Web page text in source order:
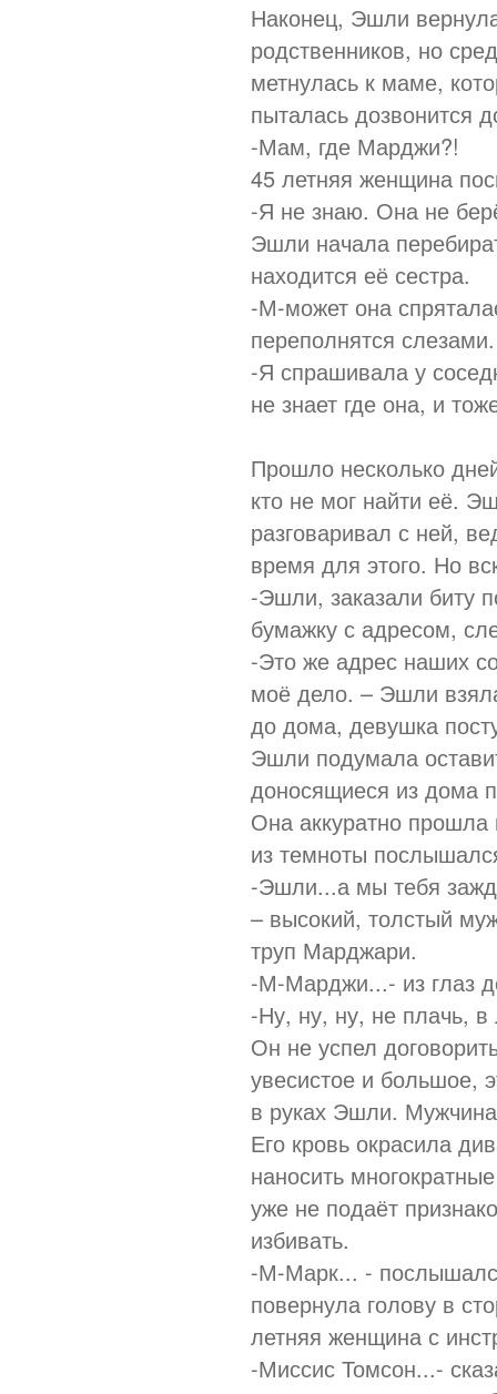
Наконец, Эшли
родственников, но
метнулась к маме,
пыталась дозвонится
-Мам, где Марджи?!
45 летняя женщина
-Я не знаю. Она не
Эшли начала
находится её сестра.
-М-может она
переполнятся слезами.
-Я спрашивала у
не знает где она, и
Прошло несколько
кто не мог найти её.
разговаривал с ней,
время для этого. Но
-Эшли, заказали биту
бумажку с адресом,
-Это же адрес наших
моё дело. – Эшли
до дома, девушка
Эшли подумала
доносящиеся из дома
Она аккуратно прошла
из темноты
-Эшли...а мы тебя
– высокий, толстый
труп Марджари.
-М-Марджи...- из глаз
-Ну, ну, ну, не плачь,
Он не успел
увесистое и большое,
в руках Эшли.
Его кровь окрасила
наносить
уже не подаёт
избивать.
-М-Марк... -
повернула голову в
летняя женщина с
-Миссис Томсон...-